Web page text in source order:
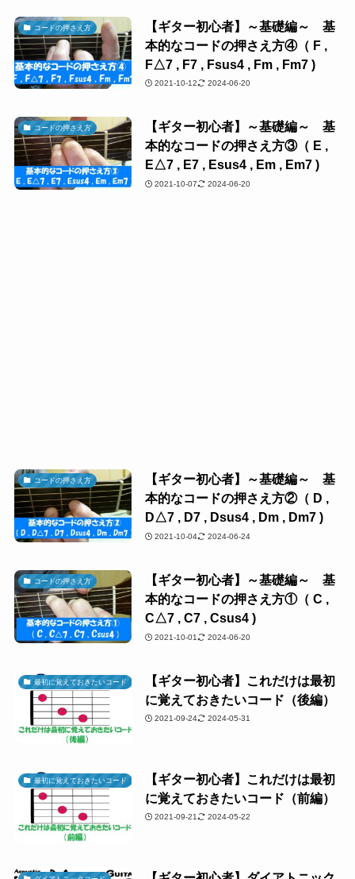
コードの押さえ方
【ギター初心者】～基礎編～ 基
本的なコードの押さえ方④（ F ,
F△7 , F7 , Fsus4 , Fm , Fm7 )
2021-10-12 2024-06-20
コードの押さえ方
【ギター初心者】～基礎編～ 基
本的なコードの押さえ方③（ E ,
E△7 , E7 , Esus4 , Em , Em7 )
2021-10-07 2024-06-20
コードの押さえ方
【ギター初心者】～基礎編～ 基
本的なコードの押さえ方②（ D ,
D△7 , D7 , Dsus4 , Dm , Dm7 )
2021-10-04 2024-06-24
コードの押さえ方
【ギター初心者】～基礎編～ 基
本的なコードの押さえ方①（ C ,
C△7 , C7 , Csus4 )
2021-10-01 2024-06-20
最初に覚えておきたいコード
【ギター初心者】これだけは最初
に覚えておきたいコード（後編）
2021-09-24 2024-05-31
最初に覚えておきたいコード
【ギター初心者】これだけは最初
に覚えておきたいコード（前編）
2021-09-21 2024-05-22